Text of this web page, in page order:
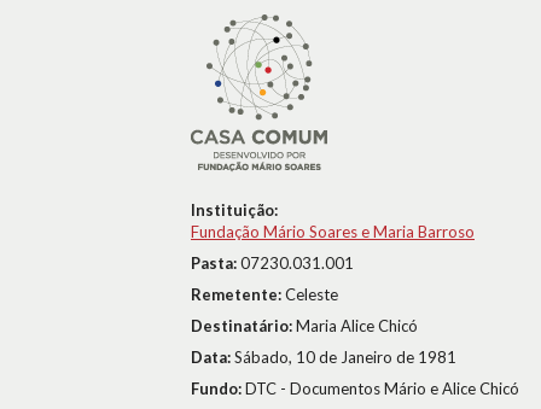
Instituição:
Fundação Mário Soares e Maria Barroso
Pasta:07230.031.001
Remetente:Celeste
Destinatário:Maria Alice Chicó
Data:Sábado, 10 de Janeiro de 1981
Fundo:DTC - Documentos Mário e Alice Chicó